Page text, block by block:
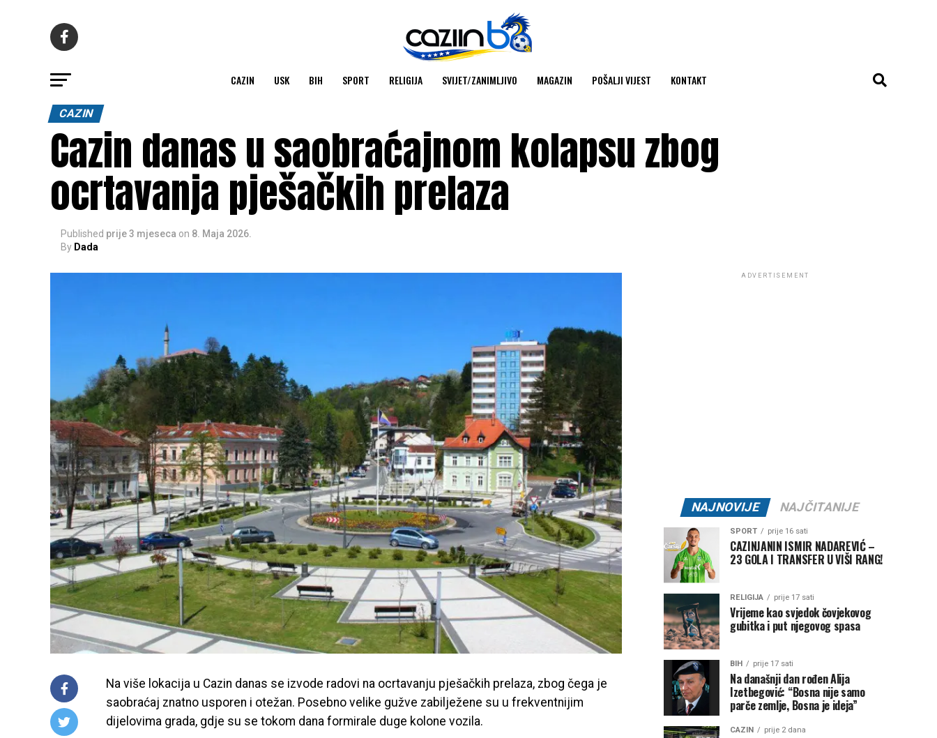
CAZIN USK BIH SPORT RELIGIJA SVIJET/ZANIMLJIVO MAGAZIN POŠALJI VIJEST KONTAKT
CAZIN
Cazin danas u saobraćajnom kolapsu zbog
ocrtavanja pješačkih prelaza
Published prije 3 mjeseca on 8. Maja 2026.
By Dada
Na više lokacija u Cazin danas se izvode radovi na ocrtavanju pješačkih prelaza, zbog čega je
saobraćaj znatno usporen i otežan. Posebno velike gužve zabilježene su u frekventnijim
dijelovima grada, gdje su se tokom dana formirale duge kolone vozila.
ADVERTISEMENT
NAJNOVIJE NAJČITANIJE
SPORT prije 16 sati
CAZINJANIN ISMIR NADAREVIĆ –
23 GOLA I TRANSFER U VIŠI RANG!
RELIGIJA prije 17 sati
Vrijeme kao svjedok čovjekovog
gubitka i put njegovog spasa
BIH prije 17 sati
Na današnji dan rođen Alija
Izetbegović: “Bosna nije samo
parče zemlje, Bosna je ideja”
CAZIN prije 2 dana